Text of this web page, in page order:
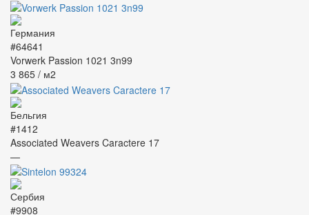
#64641
Vorwerk Passion 1021 3n99
3 865 / м2
#1412
Associated Weavers Caractere 17
—
#9908